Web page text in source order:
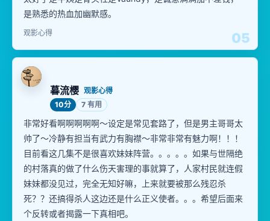
05
是熟悉的热血加幽默感。
观影心得
暮流樱 观影心得
10分
7 有用
非常好看啊啊啊啊啊～设定是常见套路了，但是男主哥哥太
帅了～冷静有担当有武力有胸襟～非常非常有魅力啊！！！
目前看这几集不是很喜欢妹妹阵营。。。。。如果与世隔绝
的村落真的做了什么伤天害理的事就算了，人家村民就连假
妹妹都没见过，完全无知好嘛，上来就要被那么残忍杀
死？？还搞得杀人这边还是什么正义使者。。。希望后面来
个反转或者揭露一下真相吧。